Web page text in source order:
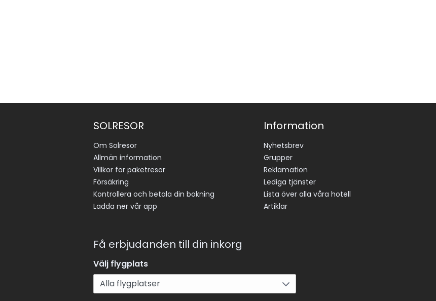
SOLRESOR
Om Solresor
Allmän information
Villkor för paketresor
Försäkring
Kontrollera och betala din bokning
Ladda ner vår app
Information
Nyhetsbrev
Grupper
Reklamation
Lediga tjänster
Lista över alla våra hotell
Artiklar
Få erbjudanden till din inkorg
Välj flygplats